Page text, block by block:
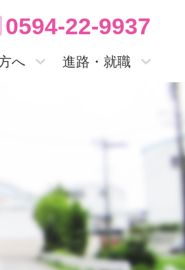
0594-22-9937
へ 進路・就職